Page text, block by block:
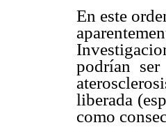
En este
podrían
liberada
como